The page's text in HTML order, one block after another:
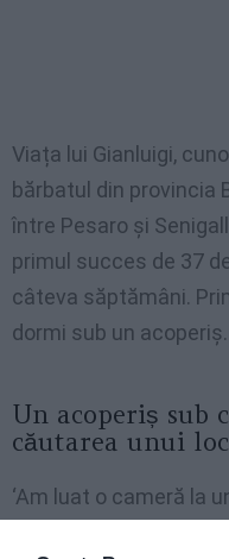
Viața lui Gianluigi,
bărbatul din provincia
între Pesaro și
primul succes de 37
câteva săptămâni.
dormi sub un acoperiș.
Un acoperiș sub
căutarea unui
‘Am luat o cameră la